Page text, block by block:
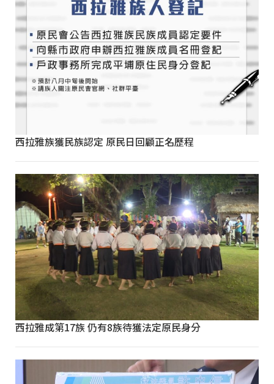
西拉雅族獲民族認定 原民日回顧正名歷程
西拉雅成第17族 仍有8族待獲法定原民身分